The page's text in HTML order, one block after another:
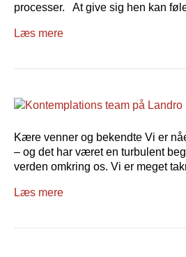
processer. At give sig hen kan
Læs mere
Kære venner og bekendte Vi er
– og det har været en turbulent
verden omkring os. Vi er meget
Læs mere